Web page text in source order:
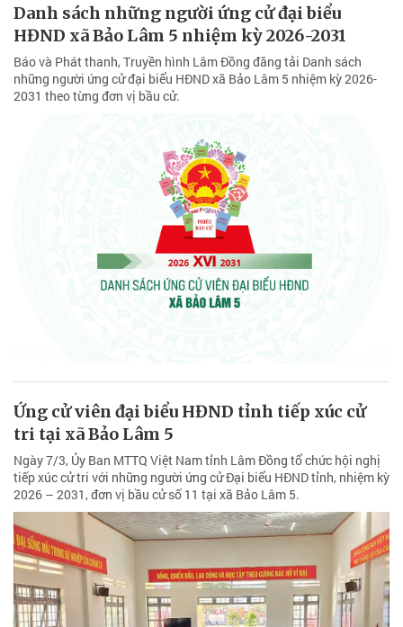
Danh sách những người ứng cử đại biểu
HĐND xã Bảo Lâm 5 nhiệm kỳ 2026-2031
Báo và Phát thanh, Truyền hình Lâm Đồng đăng tải Danh sách
những người ứng cử đại biểu HĐND xã Bảo Lâm 5 nhiệm kỳ 2026-
2031 theo từng đơn vị bầu cử.
Ứng cử viên đại biểu HĐND tỉnh tiếp xúc cử
tri tại xã Bảo Lâm 5
Ngày 7/3, Ủy Ban MTTQ Việt Nam tỉnh Lâm Đồng tổ chức hội nghị
tiếp xúc cử tri với những người ứng cử Đại biểu HĐND tỉnh, nhiệm kỳ
2026 – 2031, đơn vị bầu cử số 11 tại xã Bảo Lâm 5.